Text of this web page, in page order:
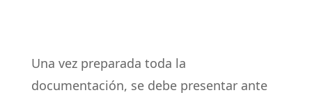
Una vez preparada toda la
documentación, se debe presentar ante